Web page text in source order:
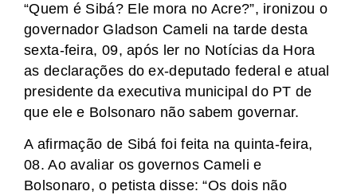
“Quem é Sibá? Ele mora no Acre?”, ironizou o
governador Gladson Cameli na tarde desta
sexta-feira, 09, após ler no Notícias da Hora
as declarações do ex-deputado federal e atual
presidente da executiva municipal do PT de
que ele e Bolsonaro não sabem governar.
A afirmação de Sibá foi feita na quinta-feira,
08. Ao avaliar os governos Cameli e
Bolsonaro, o petista disse: “Os dois não